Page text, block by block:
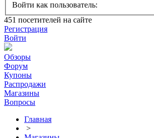
Войти как пользователь:
451 посетителей на сайте
Регистрация
Войти
Обзоры
Форум
Купоны
Распродажи
Магазины
Вопросы
Главная
>